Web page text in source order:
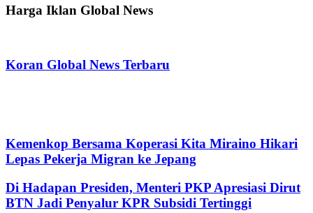
Harga Iklan Global News
Koran Global News Terbaru
Kemenkop Bersama Koperasi Kita Miraino Hikari
Lepas Pekerja Migran ke Jepang
Di Hadapan Presiden, Menteri PKP Apresiasi Dirut
BTN Jadi Penyalur KPR Subsidi Tertinggi